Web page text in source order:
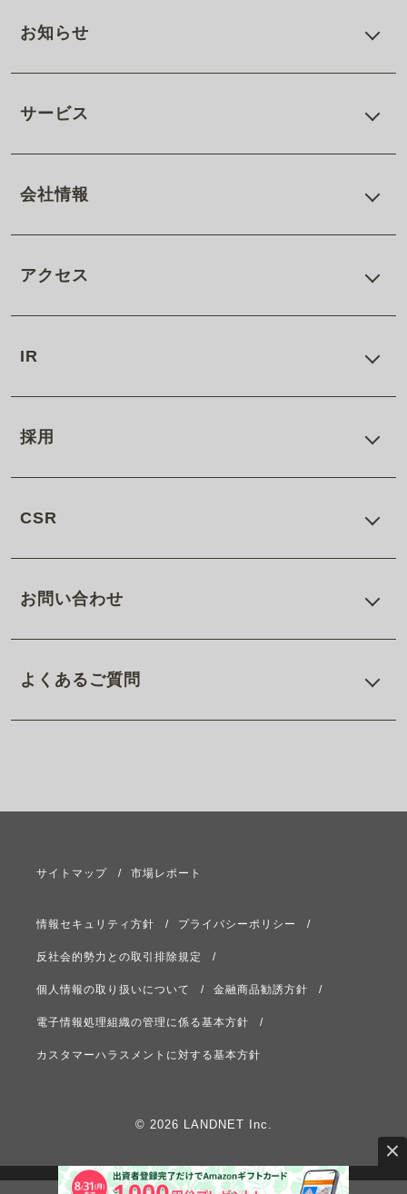
お知らせ
サービス
会社情報
アクセス
IR
採用
CSR
お問い合わせ
よくあるご質問
サイトマップ 市場レポート
情報セキュリティ方針 プライバシーポリシー
反社会的勢力との取引排除規定
個人情報の取り扱いについて 金融商品勧誘方針
電子情報処理組織の管理に係る基本方針
カスタマーハラスメントに対する基本方針
© 2026 LANDNET Inc.